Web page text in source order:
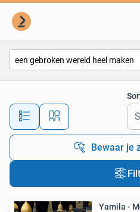
Alle
Bewaar je
Yamila -